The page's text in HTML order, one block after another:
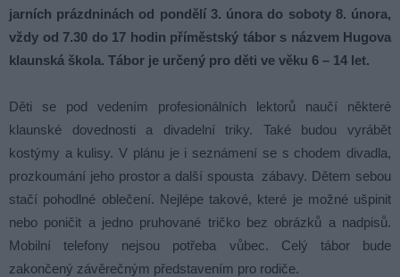
jarních prázdninách od pondělí 3. února do soboty 8. února,
vždy od 7.30 do 17 hodin příměstský tábor s názvem Hugova
klaunská škola. Tábor je určený pro děti ve věku 6 – 14 let.
Děti se pod vedením profesionálních lektorů naučí některé
klaunské dovednosti a divadelní triky. Také budou vyrábět
kostýmy a kulisy. V plánu je i seznámení se s chodem divadla,
prozkoumání jeho prostor a další spousta zábavy. Dětem sebou
stačí pohodlné oblečení. Nejlépe takové, které je možné ušpinit
nebo poničit a jedno pruhované tričko bez obrázků a nadpisů.
Mobilní telefony nejsou potřeba vůbec. Celý tábor bude
zakončený závěrečným představením pro rodiče.